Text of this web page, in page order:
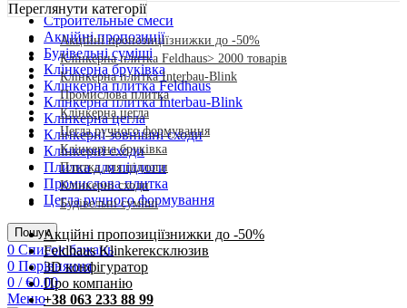
Cтроительные смеси
Акційні пропозиції
Будівельні суміші
Клінкерна бруківка
Клінкерна плитка Feldhaus
Клінкерна плитка Interbau-Blink
Клінкерна цегла
Клінкерні зовнішні сходи
Клінкерні сходи
Плитка для підлоги
Промислова плитка
Цегла ручного формування
Пошук
0 Список бажань
0 Порівняння
0 / €0.00
Меню
Переглянути категорії
Акційні пропозиціїзнижки до -50%
Клінкерна плитка Feldhaus> 2000 товарів
Клінкерна плитка Interbau-Blink
Промислова плитка
Клінкерна цегла
Цегла ручного формування
Клінкерна бруківка
Плитка для підлоги
Клінкерні сходи
Будівельні суміші
Акційні пропозиціїзнижки до -50%
Feldhaus Klinkereксклюзив
3D конфігуратор
Про компанію
+38 063 233 88 99